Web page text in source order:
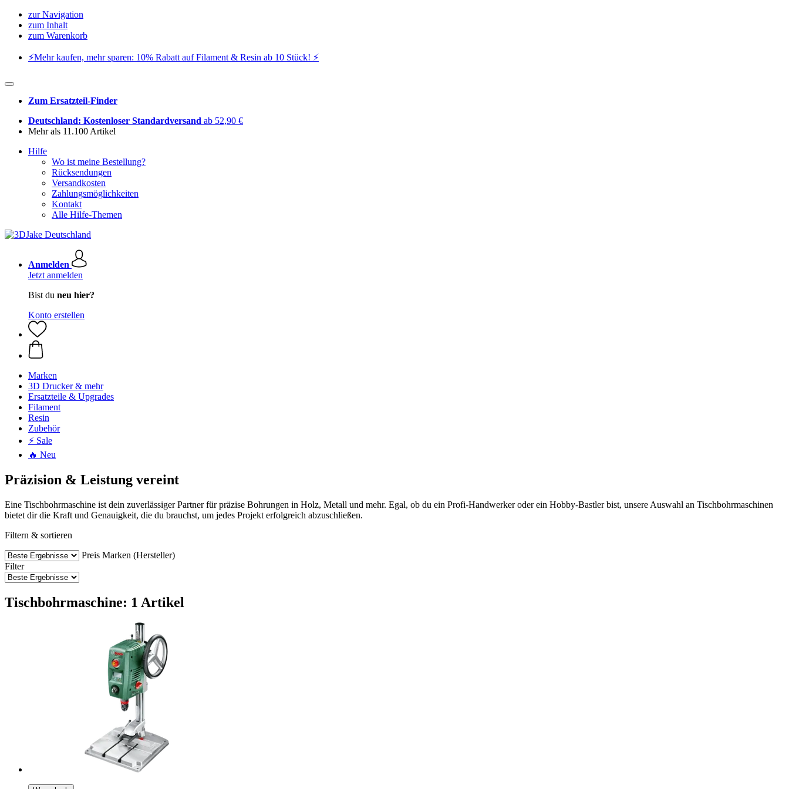
zur Navigation
zum Inhalt
zum Warenkorb
⚡️Mehr kaufen, mehr sparen: 10% Rabatt auf Filament & Resin ab 10 Stück! ⚡️
Zum Ersatzteil-Finder
Deutschland: Kostenloser Standardversand ab 52,90 €
Mehr als 11.100 Artikel
Hilfe
Wo ist meine Bestellung?
Rücksendungen
Versandkosten
Zahlungsmöglichkeiten
Kontakt
Alle Hilfe-Themen
Anmelden
Jetzt anmelden
Bist du neu hier?
Konto erstellen
Marken
3D Drucker & mehr
Ersatzteile & Upgrades
Filament
Resin
Zubehör
⚡ Sale
🔥 Neu
Präzision & Leistung vereint
Eine Tischbohrmaschine ist dein zuverlässiger Partner für präzise Bohrungen in Holz, Metall und mehr. Egal, ob du ein Profi-Handwerker oder ein Hobby-Bastler bist, unsere Auswahl an Tischbohrmaschinen
bietet dir die Kraft und Genauigkeit, die du brauchst, um jedes Projekt erfolgreich abzuschließen.
Filtern & sortieren
Preis Marken (Hersteller)
Filter
Tischbohrmaschine: 1 Artikel